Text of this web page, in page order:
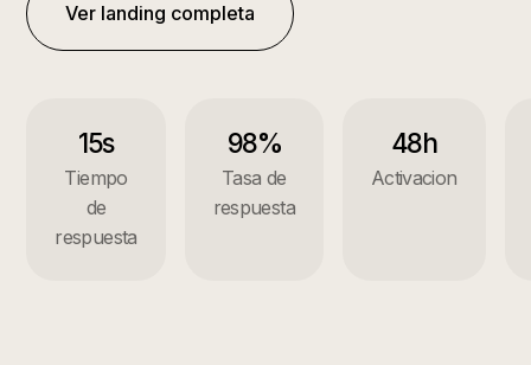
Ver landing completa
15s
Tiempo
de
respuesta
98%
Tasa de
respuesta
48h
Activacion